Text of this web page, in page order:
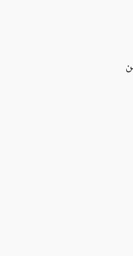
6-8 كاسات من